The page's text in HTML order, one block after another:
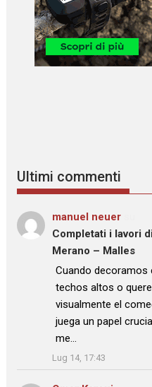
Ultimi commenti
manuel neuer
Completati i lavori
Merano – Malles
: “
Cuando decoramos
techos altos o
visualmente el
juega un papel
me…
”
Lug 14, 17:43